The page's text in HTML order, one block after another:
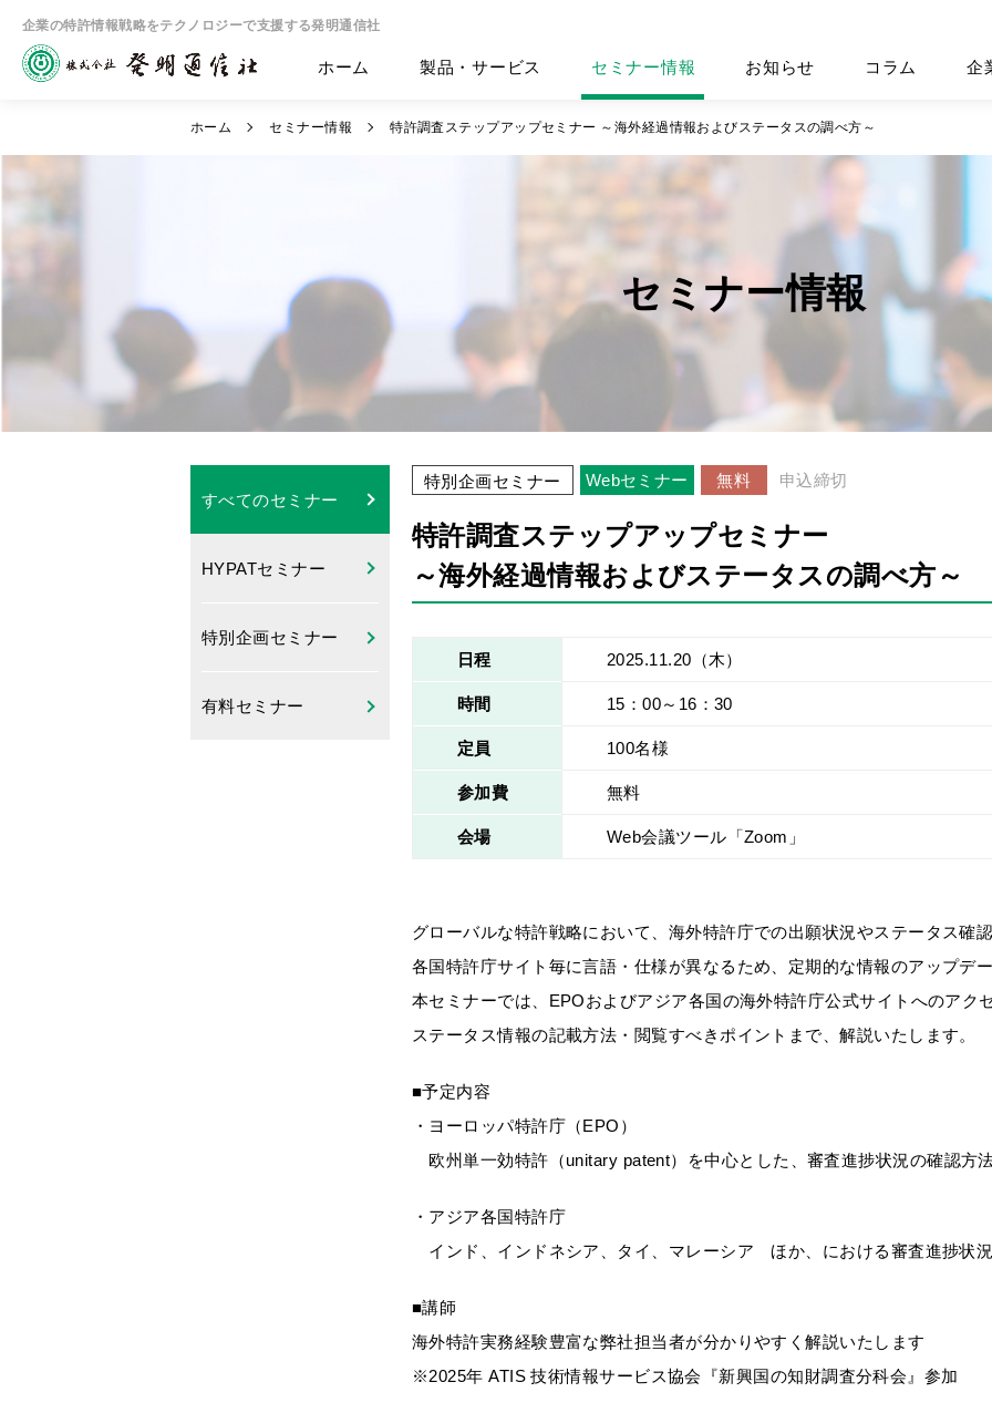
企業の特許情報戦略をテクノロジーで支援する発明通信社
ホーム 製品・サービス セミナー情報 お知らせ コラム 企
ホーム セミナー情報 特許調査ステップアップセミナー ～海外経過情報およびステータスの調べ方～
セミナー情報
すべてのセミナー
HYPATセミナー
特別企画セミナー
有料セミナー
特別企画セミナー Webセミナー 無料 申込締切
特許調査ステップアップセミナー
～海外経過情報およびステータスの調べ方～
日程 2025.11.20 （木）
時間 15：00～16：30
定員 100名様
参加費 無料
会場 Web会議ツール「Zoom」
グローバルな特許戦略において、海外特許庁での出願状況やステータス確
各国特許庁サイト毎に言語・仕様が異なるため、定期的な情報のアップデ
本セミナーでは、EPOおよびアジア各国の海外特許庁公式サイトへのアク
ステータス情報の記載方法・閲覧すべきポイントまで、解説いたします。
■予定内容
・ヨーロッパ特許庁（EPO）
欧州単一効特許（unitary patent）を中心とした、審査進捗状況の確認方
・アジア各国特許庁
インド、インドネシア、タイ、マレーシア ほか、における審査進捗状
■講師
海外特許実務経験豊富な弊社担当者が分かりやすく解説いたします
※2025年ATIS技術情報サービス協会『新興国の知財調査分科会』参加